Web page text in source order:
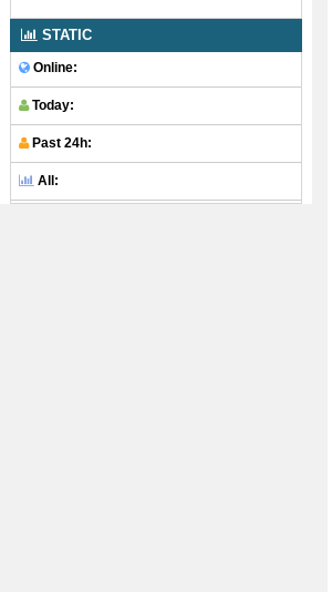
STATIC
Online:
Today:
Past 24h:
All: